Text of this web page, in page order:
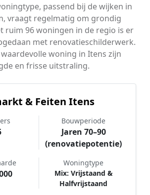
passend bij de wijken in
vraagt regelmatig om grondig
ruim 96 woningen in de regio is er
met renovatieschilderwerk.
woning in Itens zijn
en frisse uitstraling.
& Feiten Itens
Bouwperiode
Jaren 70–90
(renovatiepotentie)
Woningtype
Mix: Vrijstaand &
Halfvrijstaand